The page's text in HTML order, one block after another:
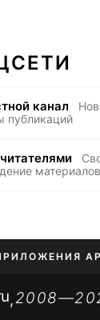
канал
публикаций
материалов
БЕЗ
,